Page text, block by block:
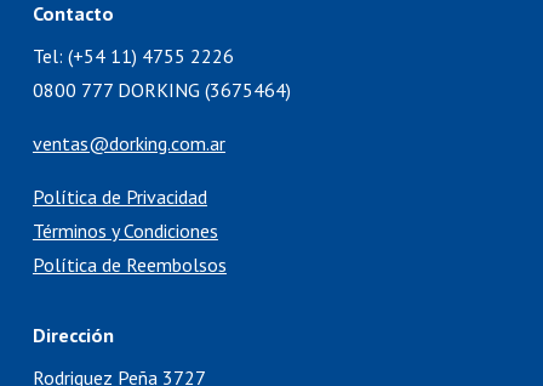
Contacto
Tel: (+54 11) 4755 2226
0800 777 DORKING (3675464)
ventas@dorking.com.ar
Política de Privacidad
Términos y Condiciones
Política de Reembolsos
Dirección
Rodriguez Peña 3727